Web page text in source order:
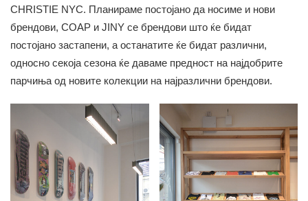
CHRISTIE NYC. Планираме постојано да носиме и нови
брендови, COAP и JINY се брендови што ќе бидат
постојано застапени, а останатите ќе бидат различни,
односно секоја сезона ќе даваме предност на најдобрите
парчиња од новите колекции на најразлични брендови.